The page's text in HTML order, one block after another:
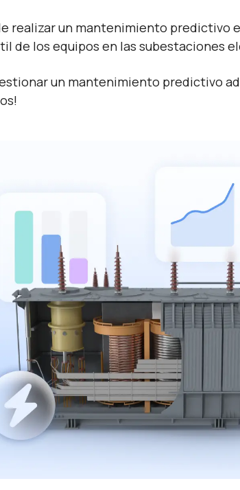
acuerdo con supolítica de
realizar un mantenimiento predictivo
de los equipos en las subestaciones
un mantenimiento predictivo